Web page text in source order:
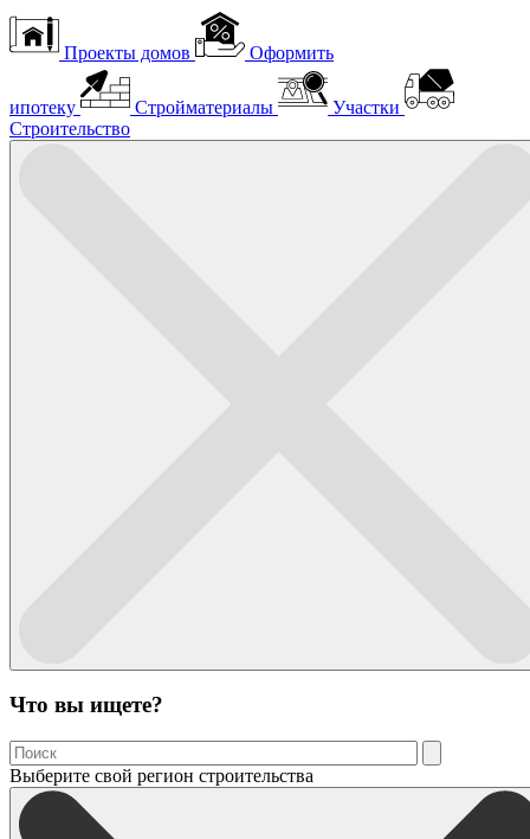
Проекты домов Оформить
ипотеку Стройматериалы
Участки
Строительство
Что вы ищете?
Выберите свой регион строительства